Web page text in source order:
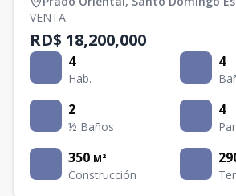
VENTA
RD$ 18,200,000
4
Hab.
4
2
½ Baños
4
350 M²
Construcción